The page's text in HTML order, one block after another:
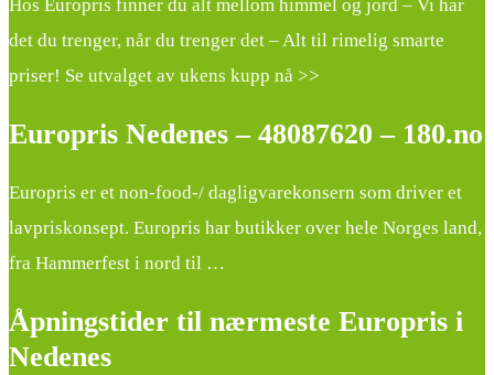
Hos Europris finner du alt mellom himmel og jord – Vi har
det du trenger, når du trenger det – Alt til rimelig smarte
priser! Se utvalget av ukens kupp nå >>
Europris Nedenes – 48087620 – 180.no
Europris er et non-food-/ dagligvarekonsern som driver et
lavpriskonsept. Europris har butikker over hele Norges land,
fra Hammerfest i nord til …
Åpningstider til nærmeste Europris i
Nedenes